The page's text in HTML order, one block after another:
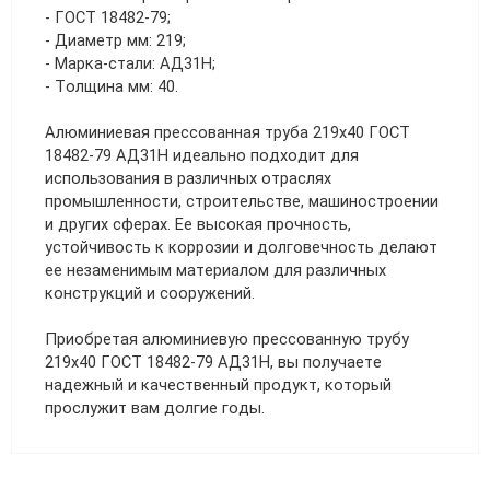
- ГОСТ 18482-79;
- Диаметр мм: 219;
- Марка-стали: АД31Н;
- Толщина мм: 40.
Алюминиевая прессованная труба 219х40 ГОСТ
18482-79 АД31Н идеально подходит для
использования в различных отраслях
промышленности, строительстве, машиностроении
и других сферах. Ее высокая прочность,
устойчивость к коррозии и долговечность делают
ее незаменимым материалом для различных
конструкций и сооружений.
Приобретая алюминиевую прессованную трубу
219х40 ГОСТ 18482-79 АД31Н, вы получаете
надежный и качественный продукт, который
прослужит вам долгие годы.